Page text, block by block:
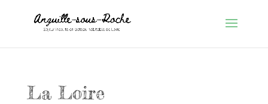
La Loire